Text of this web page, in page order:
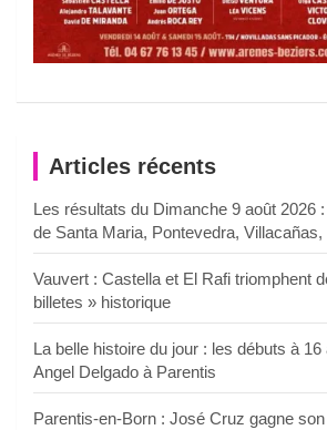
Articles récents
Les résultats du Dimanche 9 août 2026
de Santa Maria, Pontevedra, Villacañas,
Vauvert : Castella et El Rafi triomphent
billetes » historique
La belle histoire du jour : les débuts à
Angel Delgado à Parentis
Parentis-en-Born : José Cruz gagne